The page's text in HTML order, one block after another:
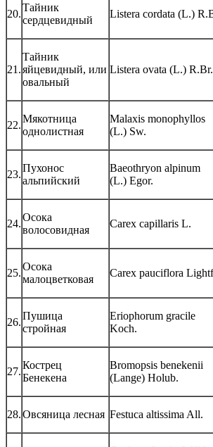
20.
Тайник
сердцевидный
Listera cordata (L.)
21.
Тайник
яйцевидный, или
овальный
Listera ovata (L.) R.Br.
22.
Мякотница
однолистная
Malaxis monophyllos
(L.) Sw.
23.
Пухонос
альпийский
Baeothryon alpinum
(L.) Egor.
24.
Осока
волосовидная
Carex capillaris L.
25.
Осока
малоцветковая
Carex pauciflora
26.
Пушица
стройная
Eriophorum gracile
Koch.
27.
Кострец
Бенекена
Bromopsis benekenii
(Lange) Holub.
28.Овсяница лесная Festuca altissima All.